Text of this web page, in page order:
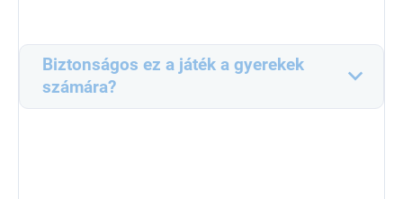
Biztonságos ez a játék a gyerekek
számára?